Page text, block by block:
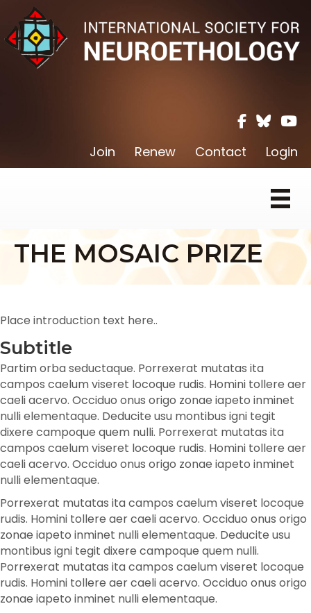
Facebook
Twitter X
Join Renew Contact Login
THE MOSAIC PRIZE
Place introduction text here..
Subtitle
Partim orba seductaque. Porrexerat mutatas ita
campos caelum viseret locoque rudis. Homini tollere aer
caeli acervo. Occiduo onus origo zonae iapeto inminet
nulli elementaque. Deducite usu montibus igni tegit
dixere campoque quem nulli. Porrexerat mutatas ita
campos caelum viseret locoque rudis. Homini tollere aer
caeli acervo. Occiduo onus origo zonae iapeto inminet
nulli elementaque.
Porrexerat mutatas ita campos caelum viseret locoque
rudis. Homini tollere aer caeli acervo. Occiduo onus origo
zonae iapeto inminet nulli elementaque. Deducite usu
montibus igni tegit dixere campoque quem nulli.
Porrexerat mutatas ita campos caelum viseret locoque
rudis. Homini tollere aer caeli acervo. Occiduo onus origo
zonae iapeto inminet nulli elementaque.